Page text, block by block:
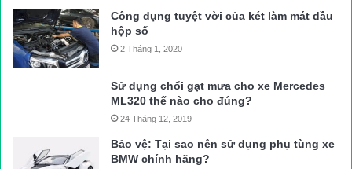
Công dụng tuyệt vời của két làm mát dầu
hộp số
2 Tháng 1, 2020
Sử dụng chổi gạt mưa cho xe Mercedes
ML320 thế nào cho đúng?
24 Tháng 12, 2019
Bảo vệ: Tại sao nên sử dụng phụ tùng xe
BMW chính hãng?